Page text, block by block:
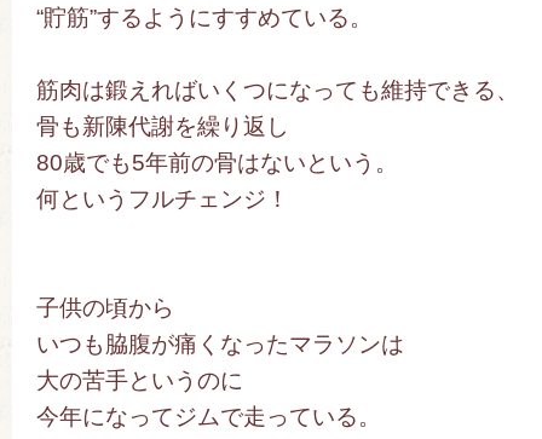
“貯筋”するようにすすめている。
筋肉は鍛えればいくつになっても維持できる、
骨も新陳代謝を繰り返し
80歳でも5年前の骨はないという。
何というフルチェンジ！
子供の頃から
いつも脇腹が痛くなったマラソンは
大の苦手というのに
今年になってジムで走っている。